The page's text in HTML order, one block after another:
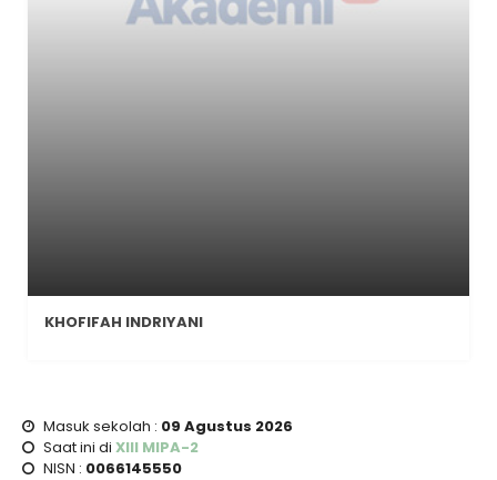
KHOFIFAH INDRIYANI
Masuk sekolah : 09 Agustus 2026
Saat ini di XIII MIPA-2
NISN : 0066145550